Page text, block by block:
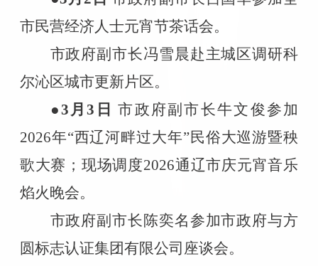
市民营经济人士元宵节茶话会。
市政府副市长冯雪晨赴主城区调研科
尔沁区城市更新片区。
●3 月3 日市政府副市长牛文俊参加
2026年“西辽河畔过大年”民俗大巡游暨秧
歌大赛；现场调度2026通辽市庆元宵音乐
焰火晚会。
市政府副市长陈奕名参加市政府与方
圆标志认证集团有限公司座谈会。